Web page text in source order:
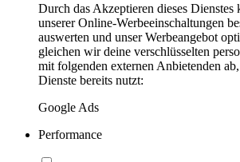
Durch das Akzeptieren dieses
unserer Online-Werbeeinschaltungen
auswerten und unser Werbeangebot
gleichen wir deine verschlüsselten
mit folgenden externen Anbietenden
Dienste bereits nutzt:
Google Ads
Performance